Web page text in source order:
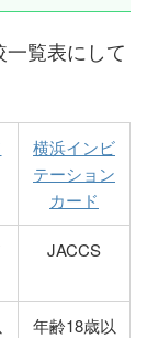
覧表にして
横浜インビ
テーション
カード
JACCS
年齢18歳以